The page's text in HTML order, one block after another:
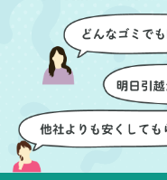
です。家族それぞれ
要なものを確認しな
進めることができ、
感を持って作業をお
できました。さらに
業終了後には部屋全
清掃していただき、
で新しい家のような
感に感動しました。